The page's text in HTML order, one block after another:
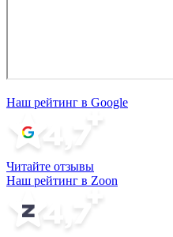
Наш рейтинг в Google
Читайте отзывы
Наш рейтинг в Zoon